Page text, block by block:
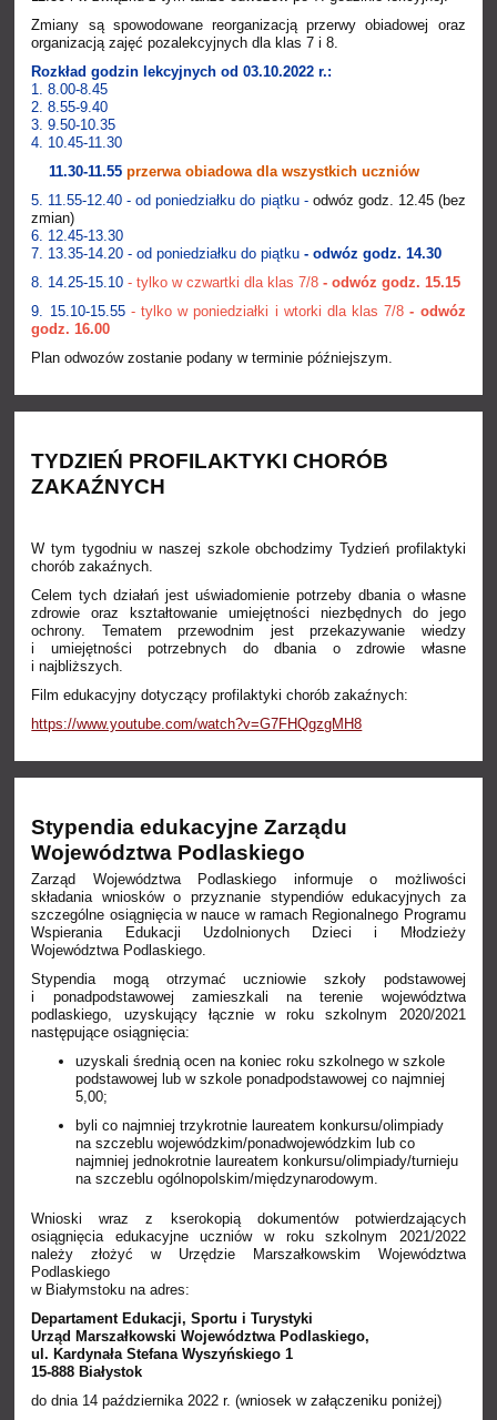
Zmiany są spowodowane reorganizacją przerwy obiadowej oraz
organizacją zajęć pozalekcyjnych dla klas 7 i 8.
Rozkład godzin lekcyjnych od 03.10.2022 r.:
1. 8.00-8.45
2. 8.55-9.40
3. 9.50-10.35
4. 10.45-11.30
11.30-11.55 przerwa obiadowa dla wszystkich uczniów
5. 11.55-12.40 - od poniedziałku do piątku - odwóz godz. 12.45 (bez
zmian)
6. 12.45-13.30
7. 13.35-14.20 - od poniedziałku do piątku- odwóz godz. 14.30
8. 14.25-15.10- tylko w czwartki dla klas 7/8- odwóz godz. 15.15
9. 15.10-15.55 - tylko w poniedziałki i wtorki dla klas 7/8 - odwóz
godz. 16.00
Plan odwozów zostanie podany w terminie późniejszym.
TYDZIEŃ PROFILAKTYKI CHORÓB
ZAKAŹNYCH
W tym tygodniu w naszej szkole obchodzimy Tydzień profilaktyki
chorób zakaźnych.
Celem tych działań jest uświadomienie potrzeby dbania o własne
zdrowie oraz kształtowanie umiejętności niezbędnych do jego
ochrony. Tematem przewodnim jest przekazywanie wiedzy
i umiejętności potrzebnych do dbania o zdrowie własne
i najbliższych.
Film edukacyjny dotyczący profilaktyki chorób zakaźnych:
https://www.youtube.com/watch?v=G7FHQgzgMH8
Stypendia edukacyjne Zarządu
Województwa Podlaskiego
Zarząd Województwa Podlaskiego informuje o możliwości
składania wniosków o przyznanie stypendiów edukacyjnych za
szczególne osiągnięcia w nauce w ramach Regionalnego Programu
Wspierania Edukacji Uzdolnionych Dzieci i Młodzieży
Województwa Podlaskiego.
Stypendia mogą otrzymać uczniowie szkoły podstawowej
i ponadpodstawowej zamieszkali na terenie województwa
podlaskiego, uzyskujący łącznie w roku szkolnym 2020/2021
następujące osiągnięcia:
uzyskali średnią ocen na koniec roku szkolnego w szkole
podstawowej lub w szkole ponadpodstawowej co najmniej
5,00;
byli co najmniej trzykrotnie laureatem konkursu/olimpiady
na szczeblu wojewódzkim/ponadwojewódzkim lub co
najmniej jednokrotnie laureatem konkursu/olimpiady/turnieju
na szczeblu ogólnopolskim/międzynarodowym.
Wnioski wraz z kserokopią dokumentów potwierdzających
osiągnięcia edukacyjne uczniów w roku szkolnym 2021/2022
należy złożyć w Urzędzie Marszałkowskim Województwa
Podlaskiego
w Białymstoku na adres:
Departament Edukacji, Sportu i Turystyki
Urząd Marszałkowski Województwa Podlaskiego,
ul. Kardynała Stefana Wyszyńskiego 1
15-888 Białystok
do dnia 14 października 2022 r. (wniosek w załączeniku poniżej)